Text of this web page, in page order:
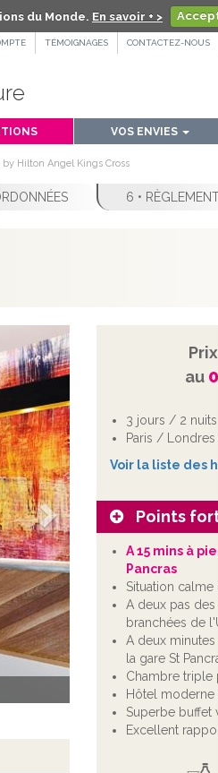
du Monde. En savoir + >
TÉMOIGNAGES CONTACTEZ-NOUS
VOS ENVIES
by Hilton Angel Kings Cross
6 •
au
3 jours / 2 nuits
Paris /
Voir la liste des
Points
A 15 mins à
Pancras
Situation
A deux pas
branchées de
A deux
la gare St
Chambre triple
Hôtel moderne
Superbe buffet
Excellent
Suivant